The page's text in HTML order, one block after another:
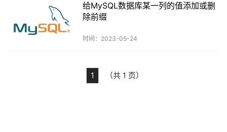
给MySQL数据库某一列的值添加或删
除前缀
时间：2023-05-24
1 （共 1 页）